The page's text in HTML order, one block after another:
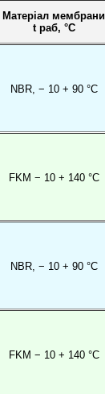
Матеріал мембрани
t раб, °С
NBR, − 10 + 90 °С
FKM − 10 + 140 °С
NBR, − 10 + 90 °С
FKM − 10 + 140 °С